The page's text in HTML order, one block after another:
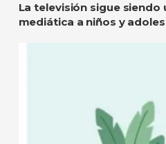
La televisión sigue
mediática a niños y